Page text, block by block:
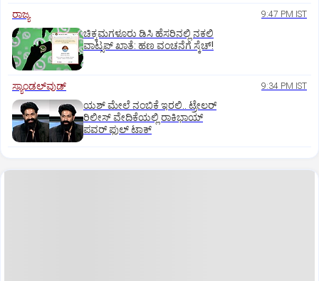
ರಾಜ್ಯ 9:47 PM IST
ಚಿಕ್ಕಮಗಳೂರು ಡಿಸಿ ಹೆಸರಿನಲ್ಲಿ ನಕಲಿ
ವಾಟ್ಸಪ್ ಖಾತೆ: ಹಣ ವಂಚನೆಗೆ ಸ್ಕೆಚ್!
ಸ್ಯಾಂಡಲ್‌ವುಡ್‌ 9:34 PM IST
ಯಶ್‌ ಮೇಲೆ ನಂಬಿಕೆ ಇರಲಿ.. ಟ್ರೇಲರ್‌
ರಿಲೀಸ್‌ ವೇದಿಕೆಯಲ್ಲಿ ರಾಕಿಭಾಯ್‌
ಪವರ್‌ ಫುಲ್‌ ಟಾಕ್